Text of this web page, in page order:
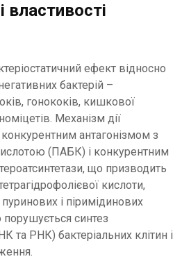
властивості
ефект відносно
бактерій –
гонококів, кишкової
Механізм дії
антагонізмом з
(ПАБК) і конкурентним
що призводить
кислоти,
і піримідинових
синтез
та РНК) бактеріальних клітин і